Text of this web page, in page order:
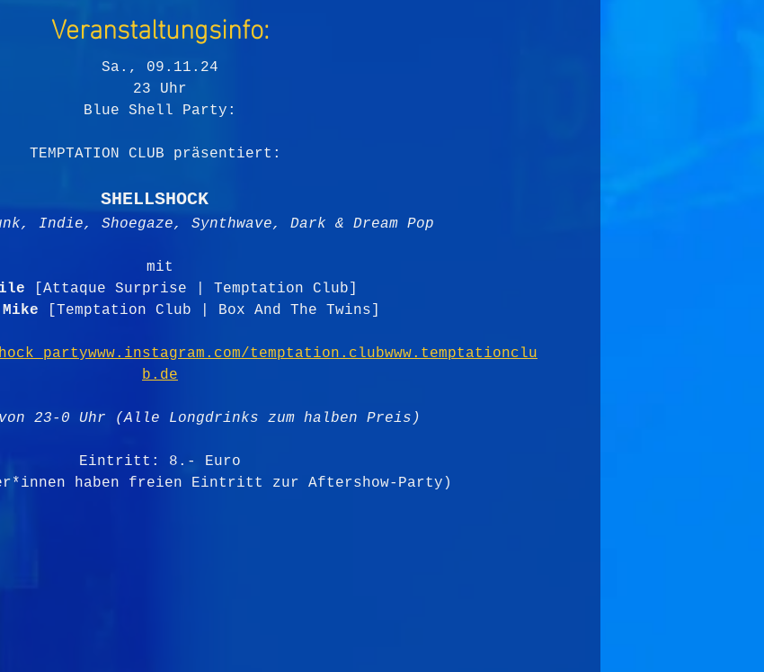
Veranstaltungsinfo:
Sa., 09.11.24
23 Uhr
Blue Shell Party:
TEMPTATION CLUB präsentiert:
SHELLSHOCK
Indie, Shoegaze, Synthwave, Dark & Dream Pop
mit
[Attaque Surprise | Temptation Club]
[Temptation Club | Box And The Twins]
temptation.clubwww.temptationclu
b.de
von 23-0 Uhr (Alle Longdrinks zum halben Preis)
Eintritt: 8.- Euro
haben freien Eintritt zur Aftershow-Party)